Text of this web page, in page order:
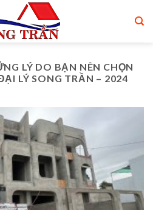
LÝ DO BẠN NÊN CHỌN
LÝ SONG TRẦN – 2024